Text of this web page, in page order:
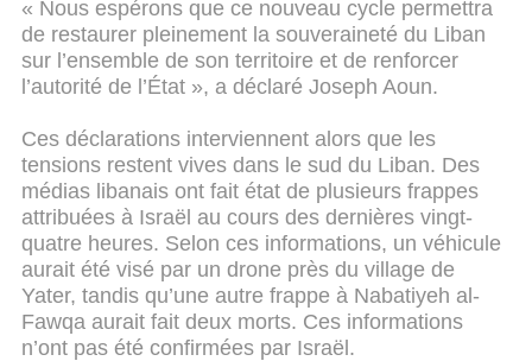
« Nous espérons que ce nouveau cycle permettra
de restaurer pleinement la souveraineté du Liban
sur l’ensemble de son territoire et de renforcer
l’autorité de l’État », a déclaré Joseph Aoun.
Ces déclarations interviennent alors que les
tensions restent vives dans le sud du Liban. Des
médias libanais ont fait état de plusieurs frappes
attribuées à Israël au cours des dernières vingt-
quatre heures. Selon ces informations, un véhicule
aurait été visé par un drone près du village de
Yater, tandis qu’une autre frappe à Nabatiyeh al-
Fawqa aurait fait deux morts. Ces informations
n’ont pas été confirmées par Israël.